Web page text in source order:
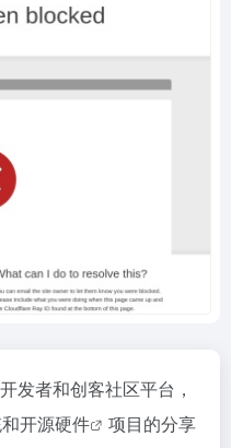
发者和创客社区平台，
开源硬件
项目的分享